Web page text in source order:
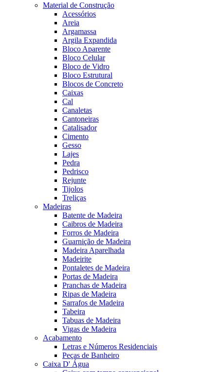
Material de Construção
Acessórios
Areia
Argamassa
Argila Expandida
Bloco Aparente
Bloco Celular
Bloco de Vidro
Bloco Estrutural
Blocos de Concreto
Caixas
Cal
Canaletas
Cantoneiras
Catalisador
Cimento
Gesso
Lajes
Pedra
Pedrisco
Rejunte
Tijolos
Treliças
Madeiras
Batente de Madeira
Caibros de Madeira
Forros de Madeira
Guarnição de Madeira
Madeira Aparelhada
Madeirite
Pontaletes de Madeira
Portas de Madeira
Pranchas de Madeira
Ripas de Madeira
Sarrafos de Madeira
Tabeira
Tabuas de Madeira
Vigas de Madeira
Acabamento
Letras e Números Residenciais
Peças de Banheiro
Caixa D' Água